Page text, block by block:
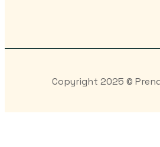
Copyright 2025 ©